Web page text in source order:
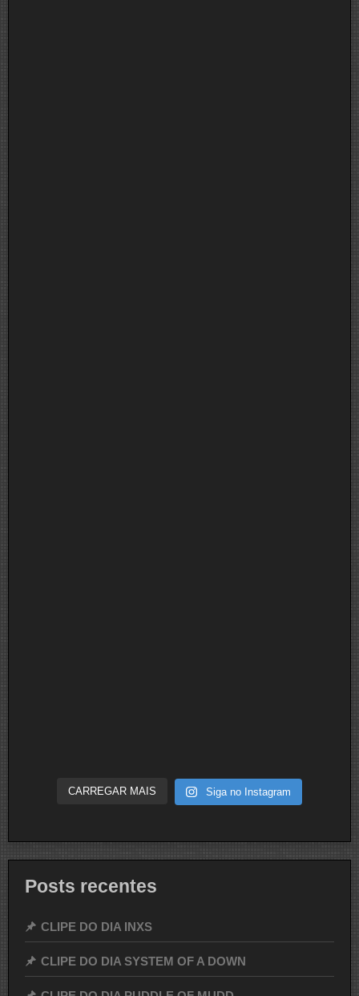
CARREGAR MAIS Siga no Instagram
Posts recentes
CLIPE DO DIA INXS
CLIPE DO DIA SYSTEM OF A DOWN